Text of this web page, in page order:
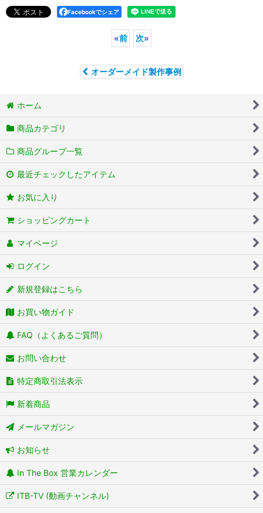
Facebookでシェア
«前 次»
オーダーメイド製作事例
ホーム
商品カテゴリ
商品グループ一覧
最近チェックしたアイテム
お気に入り
ショッピングカート
マイページ
ログイン
新規登録はこちら
お買い物ガイド
FAQ（よくあるご質問）
お問い合わせ
特定商取引法表示
新着商品
メールマガジン
お知らせ
In The Box 営業カレンダー
ITB-TV (動画チャンネル)